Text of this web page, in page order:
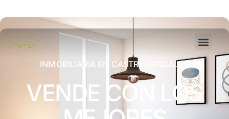
INMOBILIARIA EN CASTRO-URDIALES
VENDE CON LOS